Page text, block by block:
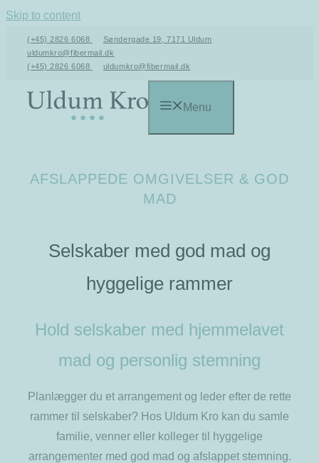
Skip to content
(+45) 2826 6068
Søndergade 19, 7171 Uldum
uldumkro@fibermail.dk
(+45) 2826 6068
uldumkro@fibermail.dk
Menu
AFSLAPPEDE OMGIVELSER & GOD
MAD
Selskaber med god mad og
hyggelige rammer
Hold selskaber med hjemmelavet
mad og personlig stemning
Planlægger du et arrangement og leder efter de rette
rammer til selskaber? Hos Uldum Kro kan du samle
familie, venner eller kolleger til hyggelige
arrangementer med god mad og afslappet stemning.